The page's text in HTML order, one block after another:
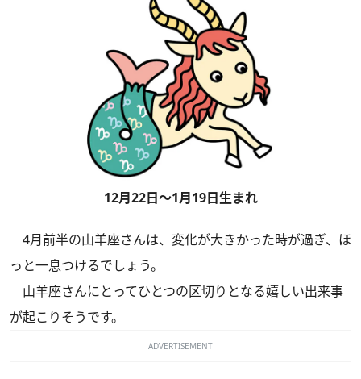
12月22日～1月19日生まれ
4月前半の山羊座さんは、変化が大きかった時が過ぎ、ほ
っと一息つけるでしょう。
山羊座さんにとってひとつの区切りとなる嬉しい出来事
が起こりそうです。
ADVERTISEMENT